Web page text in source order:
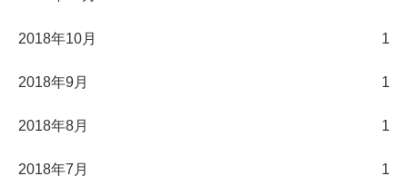
2018年10月 1
2018年9月 1
2018年8月 1
2018年7月 1